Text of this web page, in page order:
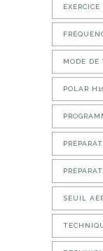
MODE DE
POLAR
SEUIL